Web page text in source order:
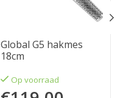
Global G5 hakmes
18cm
Op voorraad